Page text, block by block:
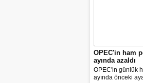
OPEC'in ham
ayında azaldı
OPEC'in günlük
ayında önceki